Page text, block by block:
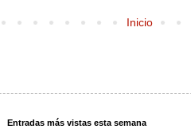
Inicio
Entradas más vistas esta semana